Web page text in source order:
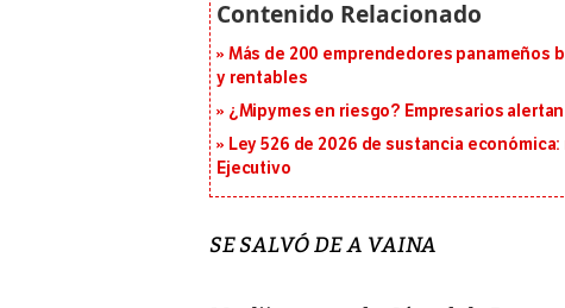
Más de 200 emprendedores panameños
y rentables
¿Mipymes en riesgo? Empresarios
Ley 526 de 2026 de sustancia
Ejecutivo
SE SALVÓ DE A VAINA